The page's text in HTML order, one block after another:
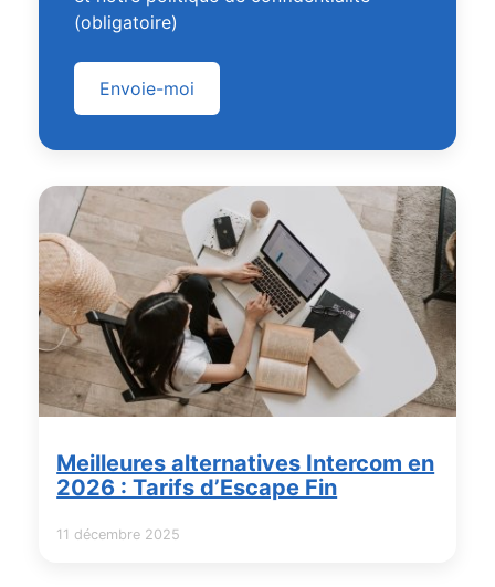
(obligatoire)
Meilleures alternatives Intercom en
2026 : Tarifs d’Escape Fin
11 décembre 2025